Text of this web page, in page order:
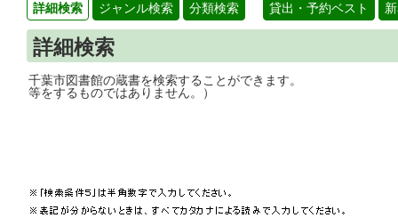
詳細検索 ジャンル検索 分類検索 貸出・予約ベスト
詳細検索
千葉市図書館の蔵書を検索することがで
等をするものではありません。）